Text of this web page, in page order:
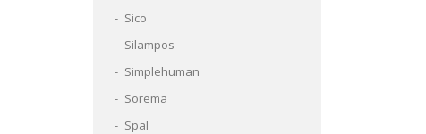
Sico
Silampos
Simplehuman
Sorema
Spal